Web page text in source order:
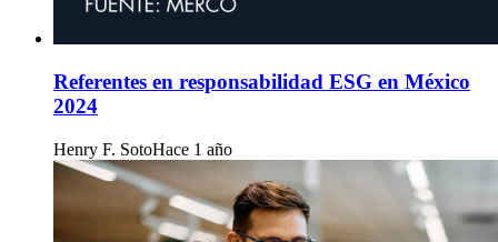
Referentes en responsabilidad ESG en México
2024
Henry F. SotoHace 1 año